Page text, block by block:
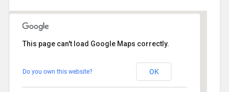
Veranstaltungen
This page can't load Google Maps correctly.
Do you own this website? OK